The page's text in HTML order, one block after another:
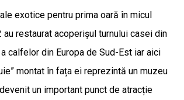
exotice pentru prima oară în micul
restaurat acoperișul turnului casei din
calfelor din Europa de Sud-Est iar aici
montat în fața ei reprezintă un muzeu
un important punct de atracție